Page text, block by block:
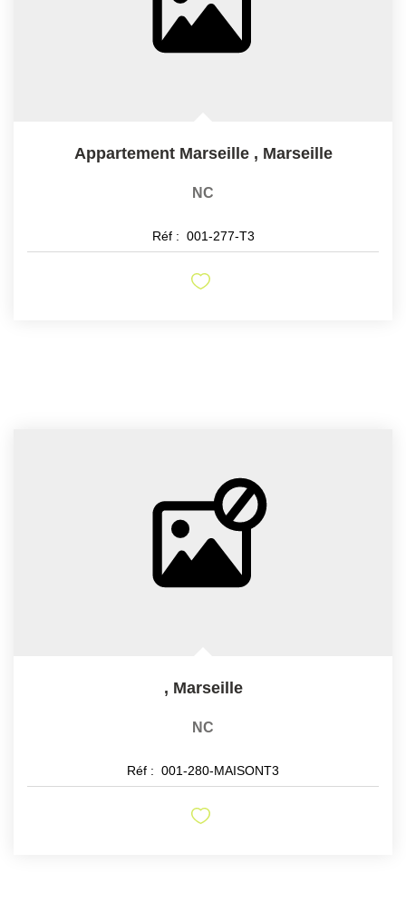
Appartement Marseille , Marseille
NC
Réf : 001-277-T3
, Marseille
NC
Réf : 001-280-MAISONT3